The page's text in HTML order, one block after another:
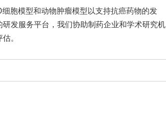
胞模型和动物肿瘤模型以支持抗癌药物的发
发服务平台，我们协助制药企业和学术研究机
。